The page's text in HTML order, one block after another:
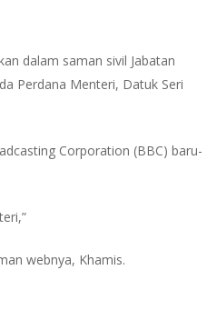
dalam saman sivil Jabatan
Perdana Menteri, Datuk Seri
Corporation (BBC) baru-
webnya, Khamis.